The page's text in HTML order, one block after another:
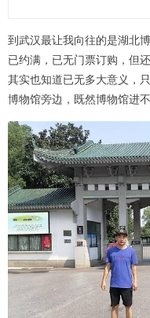
到武汉最让我向往的是湖北
已约满，已无门票订购，但
其实也知道已无多大意义，
博物馆旁边，既然博物馆进